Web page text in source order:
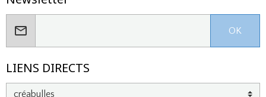
OK
LIENS DIRECTS